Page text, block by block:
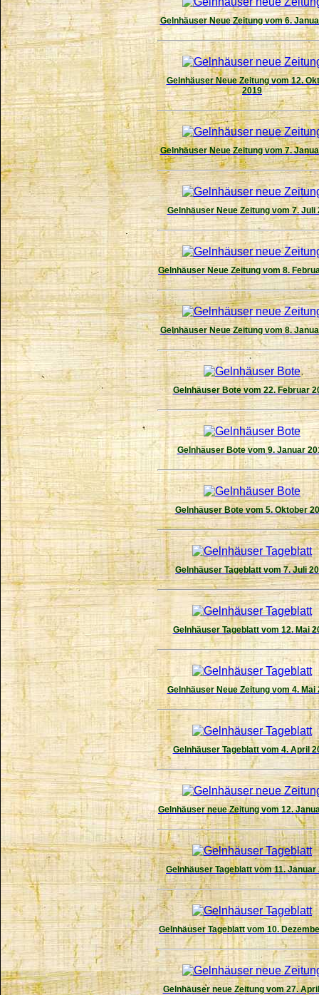
Gelnhäuser Neue Zeitung vom 6.
Gelnhäuser Neue Zeitung vom 12.
2019
Gelnhäuser Neue Zeitung vom 7.
Gelnhäuser Neue Zeitung vom 7. Juli
Gelnhäuser Neue Zeitung vom 8.
Gelnhäuser Neue Zeitung vom 8.
Gelnhäuser Bote vom 22. Februar
Gelnhäuser Bote vom 9. Januar
Gelnhäuser Bote vom 5. Oktober
Gelnhäuser Tageblatt vom 7. Juli
Gelnhäuser Tageblatt vom 12. Mai
Gelnhäuser Neue Zeitung vom 4. Mai
Gelnhäuser Tageblatt vom 4. April
Gelnhäuser neue Zeitung vom 12.
Gelnhäuser Tageblatt vom 11. Januar
Gelnhäuser Tageblatt vom 10.
Gelnhäuser neue Zeitung vom 27.